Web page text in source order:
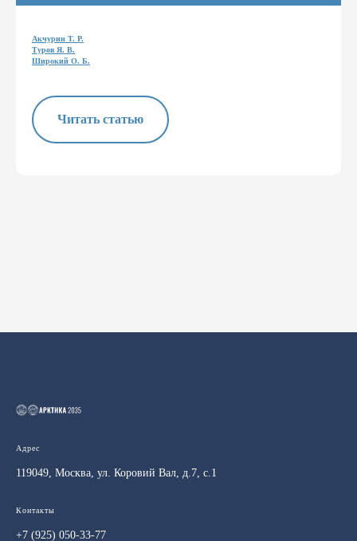
Акчурин Т. Р.
Туров Я. В.
Широкий О. Б.
Читать статью
Адрес
119049, Москва, ул. Коровий Вал, д.7, с.1
Контакты
+7 (925) 050-33-77